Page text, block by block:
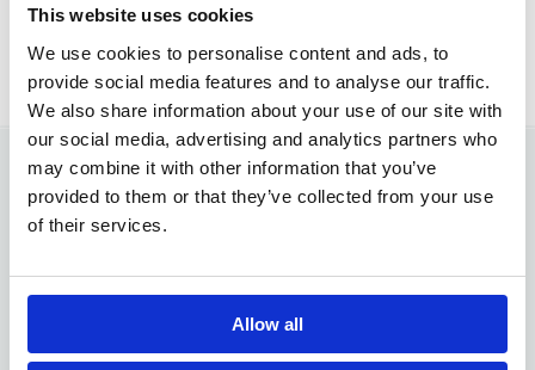
This website uses cookies
We use cookies to personalise content and ads, to
provide social media features and to analyse our traffic.
We also share information about your use of our site with
our social media, advertising and analytics partners who
may combine it with other information that you’ve
provided to them or that they’ve collected from your use
of their services.
Allow all
De beste
brengt talent en opportuniteiten
samen. We zijn gespecialiseerd in het rekruteren